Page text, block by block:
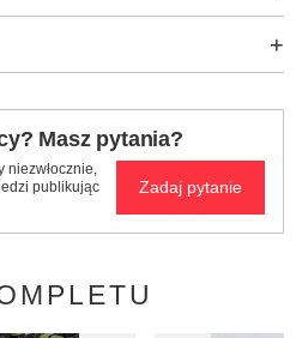
Masz pytania?
niezwłocznie,
publikując
Zadaj pytanie